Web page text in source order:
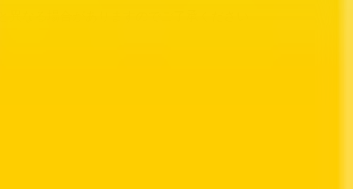
なる場合がありますのでご了承ください